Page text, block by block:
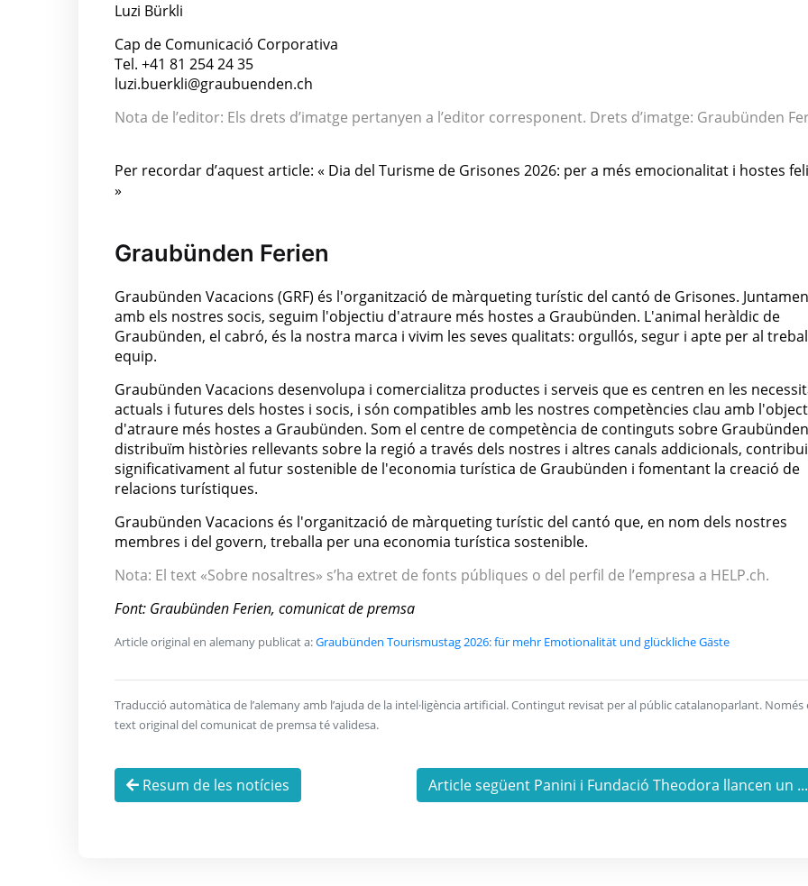
Luzi Bürkli
Cap de Comunicació Corporativa
Tel. +41 81 254 24 35
luzi.buerkli@graubuenden.ch
Nota de l’editor: Els drets d’imatge pertanyen a l’editor corresponent. Drets d’imatge: Graubünden
Per recordar d’aquest article: « Dia del Turisme de Grisones 2026: per a més emocionalitat i hostes
»
Graubünden Ferien
Graubünden Vacacions (GRF) és l'organització de màrqueting turístic del cantó de Grisones.
amb els nostres socis, seguim l'objectiu d'atraure més hostes a Graubünden. L'animal heràldic de
Graubünden, el cabró, és la nostra marca i vivim les seves qualitats: orgullós, segur i apte per al
equip.
Graubünden Vacacions desenvolupa i comercialitza productes i serveis que es centren en les
actuals i futures dels hostes i socis, i són compatibles amb les nostres competències clau amb
d'atraure més hostes a Graubünden. Som el centre de competència de continguts sobre
distribuïm històries rellevants sobre la regió a través dels nostres i altres canals addicionals,
significativament al futur sostenible de l'economia turística de Graubünden i fomentant la creació de
relacions turístiques.
Graubünden Vacacions és l'organització de màrqueting turístic del cantó que, en nom dels nostres
membres i del govern, treballa per una economia turística sostenible.
Nota: El text «Sobre nosaltres» s’ha extret de fonts públiques o del perfil de l’empresa a HELP.ch.
Font: Graubünden Ferien, comunicat de premsa
Article original en alemany publicat a:Graubünden Tourismustag 2026: für mehr Emotionalität und glückliche Gäste
Traducció automàtica de l’alemany amb l’ajuda de la intel·ligència artificial. Contingut revisat per al públic catalanoparlant. Només
text original del comunicat de premsa té validesa.
Resum de les notícies Article següent Panini i Fundació Theodora llancen un